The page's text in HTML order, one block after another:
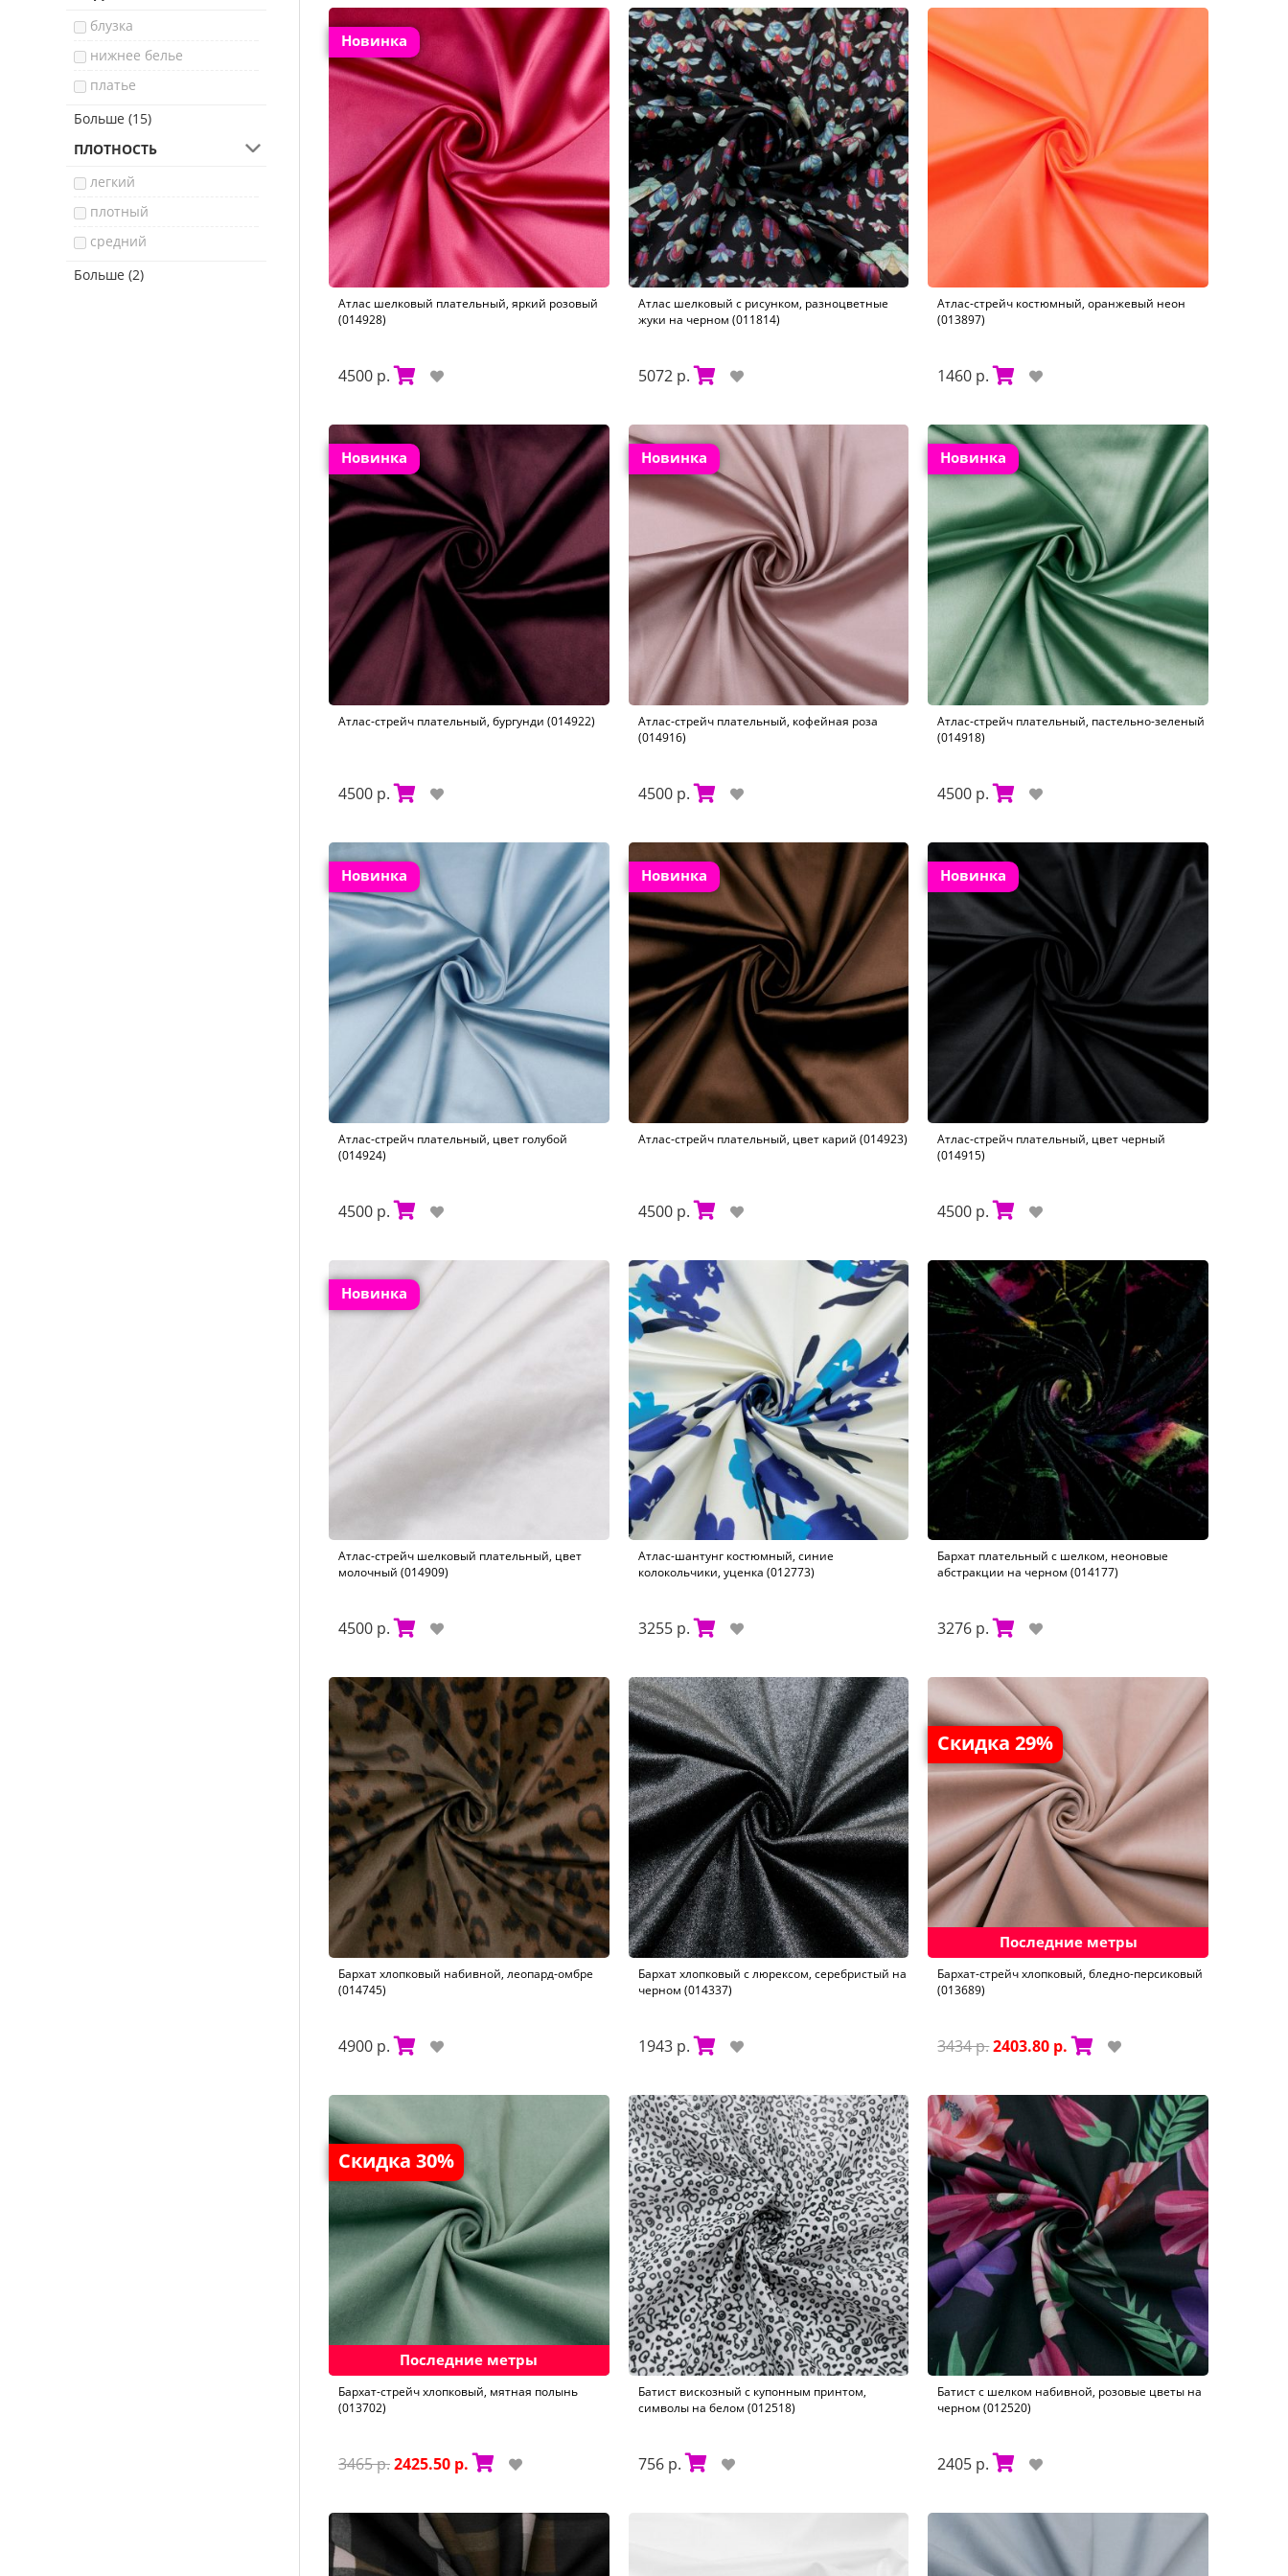
розовая раковина
коралловый
серебристый пион
телесный
темно-синий
купра
натуральная кожа
шерсть
альпака
ангора
мохер
фауна
этнический
блузка
нижнее белье
платье
брюки
платок
сорочка
свадебное платье
Больше (15)
ПЛОТНОСТЬ
легкий
плотный
средний
тонкий
Больше (2)
Новинка
Атлас шелковый плательный, яркий розовый
(014928)
4500 р.
Атлас шелковый с рисунком, разноцветные
жуки на черном (011814)
5072 р.
Атлас-стрейч костюмный, оранжевый неон
(013897)
1460 р.
Новинка
Атлас-стрейч плательный, бургунди (014922)
4500 р.
Новинка
Атлас-стрейч плательный, кофейная роза
(014916)
4500 р.
Новинка
Атлас-стрейч плательный, пастельно-зеленый
(014918)
4500 р.
Новинка
Атлас-стрейч плательный, цвет голубой
(014924)
4500 р.
Новинка
Атлас-стрейч плательный, цвет карий (014923)
4500 р.
Новинка
Атлас-стрейч плательный, цвет черный
(014915)
4500 р.
Новинка
Атлас-стрейч шелковый плательный, цвет
молочный (014909)
4500 р.
Атлас-шантунг костюмный, синие
колокольчики, уценка (012773)
3255 р.
Бархат плательный с шелком, неоновые
абстракции на черном (014177)
3276 р.
Бархат хлопковый набивной, леопард-омбре
(014745)
4900 р.
Бархат хлопковый с люрексом, серебристый на
черном (014337)
1943 р.
Скидка 29%
Последние метры
Бархат-стрейч хлопковый, бледно-персиковый
(013689)
3434 р.2403.80 р.
Скидка 30%
Последние метры
Бархат-стрейч хлопковый, мятная полынь
(013702)
3465 р.2425.50 р.
Батист вискозный с купонным принтом,
символы на белом (012518)
756 р.
Батист с шелком набивной, розовые цветы на
черном (012520)
2405 р.